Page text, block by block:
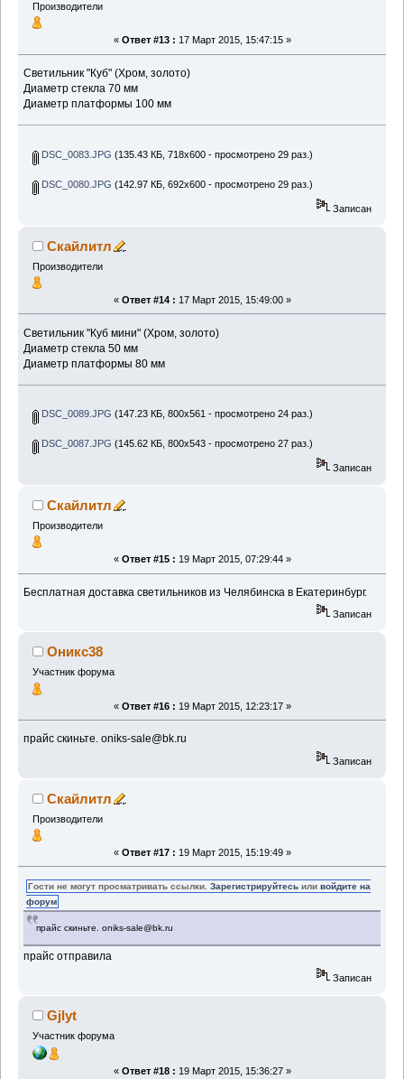
Производители
« Ответ #13 : 17 Март 2015, 15:47:15 »
Светильник "Куб" (Хром, золото)
Диаметр стекла 70 мм
Диаметр платформы 100 мм
DSC_0083.JPG (135.43 КБ, 718x600 - просмотрено 29 раз.)
DSC_0080.JPG (142.97 КБ, 692x600 - просмотрено 29 раз.)
Записан
Скайлитл
Производители
« Ответ #14 : 17 Март 2015, 15:49:00 »
Светильник "Куб мини" (Хром, золото)
Диаметр стекла 50 мм
Диаметр платформы 80 мм
DSC_0089.JPG (147.23 КБ, 800x561 - просмотрено 24 раз.)
DSC_0087.JPG (145.62 КБ, 800x543 - просмотрено 27 раз.)
Записан
Скайлитл
Производители
« Ответ #15 : 19 Март 2015, 07:29:44 »
Бесплатная доставка светильников из Челябинска в Екатеринбург.
Записан
Оникс38
Участник форума
« Ответ #16 : 19 Март 2015, 12:23:17 »
прайс скиньте. oniks-sale@bk.ru
Записан
Скайлитл
Производители
« Ответ #17 : 19 Март 2015, 15:19:49 »
Гости не могут просматривать ссылки.Зарегистрируйтесь иливойдите на
форум
прайс скиньте. oniks-sale@bk.ru
прайс отправила
Записан
Gjlyt
Участник форума
« Ответ #18 : 19 Март 2015, 15:36:27 »